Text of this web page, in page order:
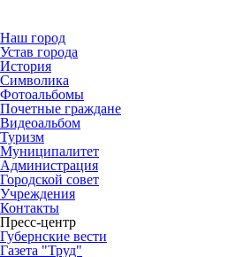
Наш город
Устав города
История
Символика
Фотоальбомы
Почетные граждане
Видеоальбом
Туризм
Муниципалитет
Администрация
Городской совет
Учреждения
Контакты
Пресс-центр
Губернские вести
Газета "Труд"